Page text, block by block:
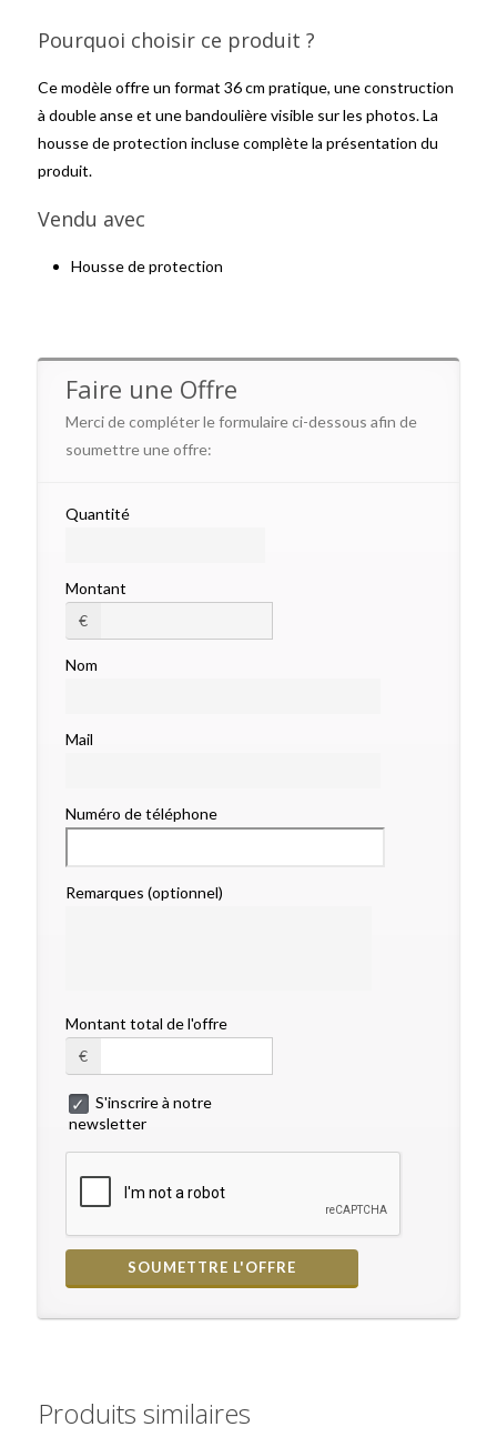
Pourquoi choisir ce produit ?
Ce modèle offre un format 36 cm pratique, une construction
à double anse et une bandoulière visible sur les photos. La
housse de protection incluse complète la présentation du
produit.
Vendu avec
Housse de protection
Faire une Offre
Merci de compléter le formulaire ci-dessous afin de
soumettre une offre:
Quantité
Montant
€
Nom
Mail
Numéro de téléphone
Remarques (optionnel)
Montant total de l'offre
€
S'inscrire à notre
newsletter
Produits similaires